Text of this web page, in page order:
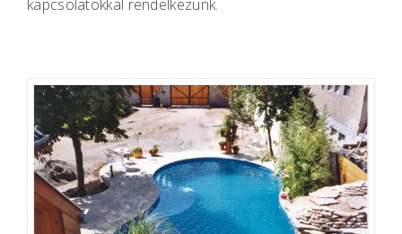
kapcsolatokkal rendelkezünk.